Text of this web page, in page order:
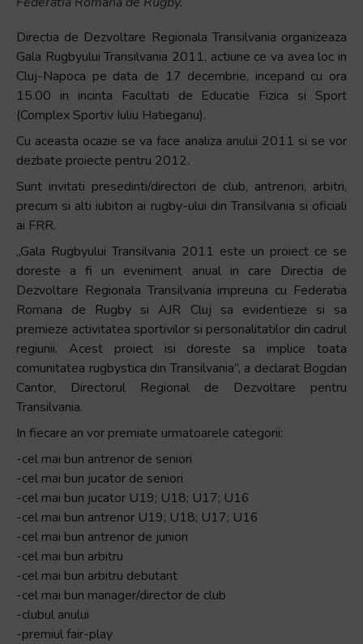
reader,
press
"Ctrl
This
activates
the
screen
reader
help
navigate
and
content.
Directia de Dezvoltare Regionala Transilvania organizeaza
Gala Rugbyului Transilvania 2011, actiune ce va avea loc in
Cluj-Napoca pe data de 17 decembrie, incepand cu ora
15.00 in incinta Facultati de Educatie Fizica si Sport
(Complex Sportiv Iuliu Hatieganu).
Cu aceasta ocazie se va face analiza anului 2011 si se vor
dezbate proiecte pentru 2012.
Sunt invitati presedinti/directori de club, antrenori, arbitri,
precum si alti iubitori ai rugby-ului din Transilvania si oficiali
ai FRR.
„Gala Rugbyului Transilvania 2011 este un proiect ce se
doreste a fi un eveniment anual in care Directia de
Dezvoltare Regionala Transilvania impreuna cu Federatia
Romana de Rugby si AJR Cluj sa evidentieze si sa
premieze activitatea sportivilor si personalitatilor din cadrul
regiunii. Acest proiect isi doreste sa implice toata
comunitatea rugbystica din Transilvania”, a declarat Bogdan
Cantor, Directorul Regional de Dezvoltare pentru
Transilvania.
In fiecare an vor premiate urmatoarele categorii:
-cel mai bun antrenor de seniori
-cel mai bun jucator de seniori
-cel mai bun jucator U19; U18; U17; U16
-cel mai bun antrenor U19; U18; U17; U16
-cel mai bun antrenor de juniori
-cel mai bun arbitru
-cel mai bun arbitru debutant
-cel mai bun manager/director de club
-clubul anului
-premiul fair-play